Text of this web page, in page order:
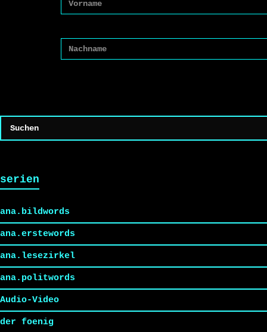
serien
ana.bildwords
ana.erstewords
ana.lesezirkel
ana.politwords
Audio-Video
der foenig